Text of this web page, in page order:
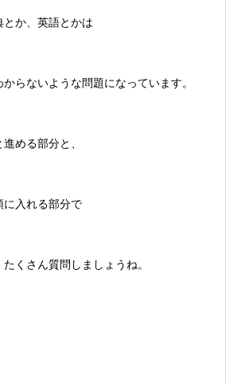
か、英語とかは
らないような問題になっています。
める部分と、
に入れる部分で
くさん質問しましょうね。